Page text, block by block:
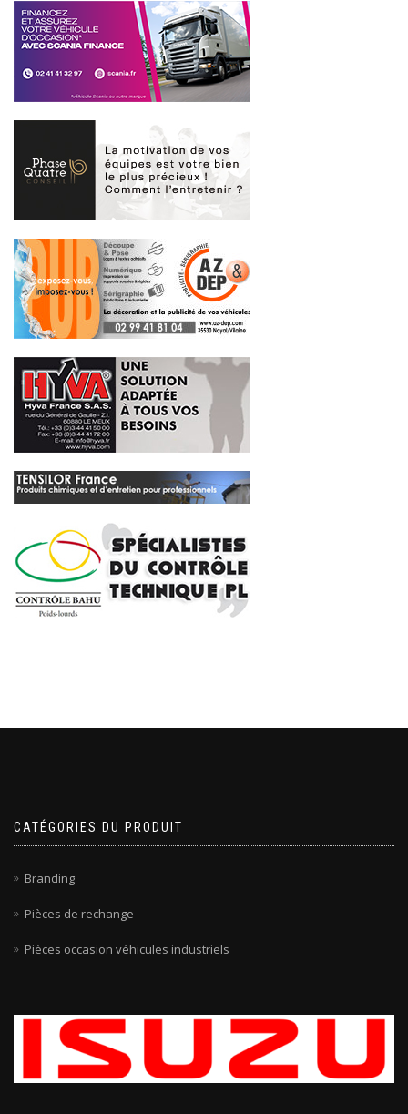
CATÉGORIES DU PRODUIT
Branding
Pièces de rechange
Pièces occasion véhicules industriels